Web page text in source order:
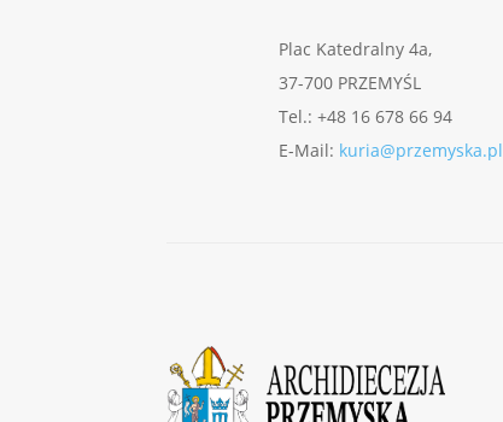
Plac Katedralny 4a,
37-700 PRZEMYŚL
Tel.: +48 16 678 66 94
E-Mail: kuria@przemyska.pl